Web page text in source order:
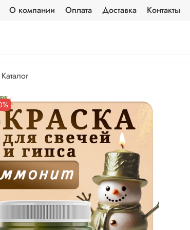
О компании Оплата Доставка Контакты
Каталог